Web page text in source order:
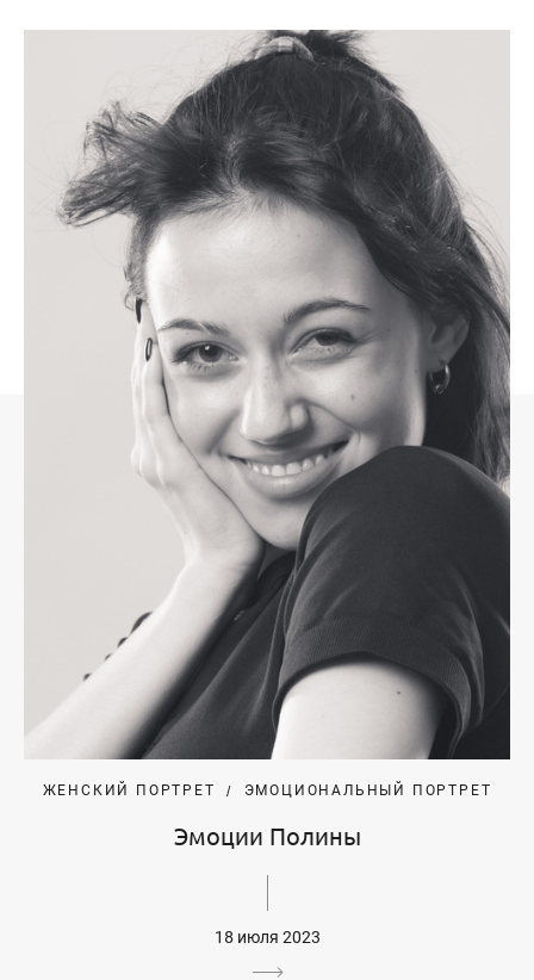
ЖЕНСКИЙ ПОРТРЕТ ЭМОЦИОНАЛЬНЫЙ ПОРТРЕТ
Эмоции Полины
18 июля 2023